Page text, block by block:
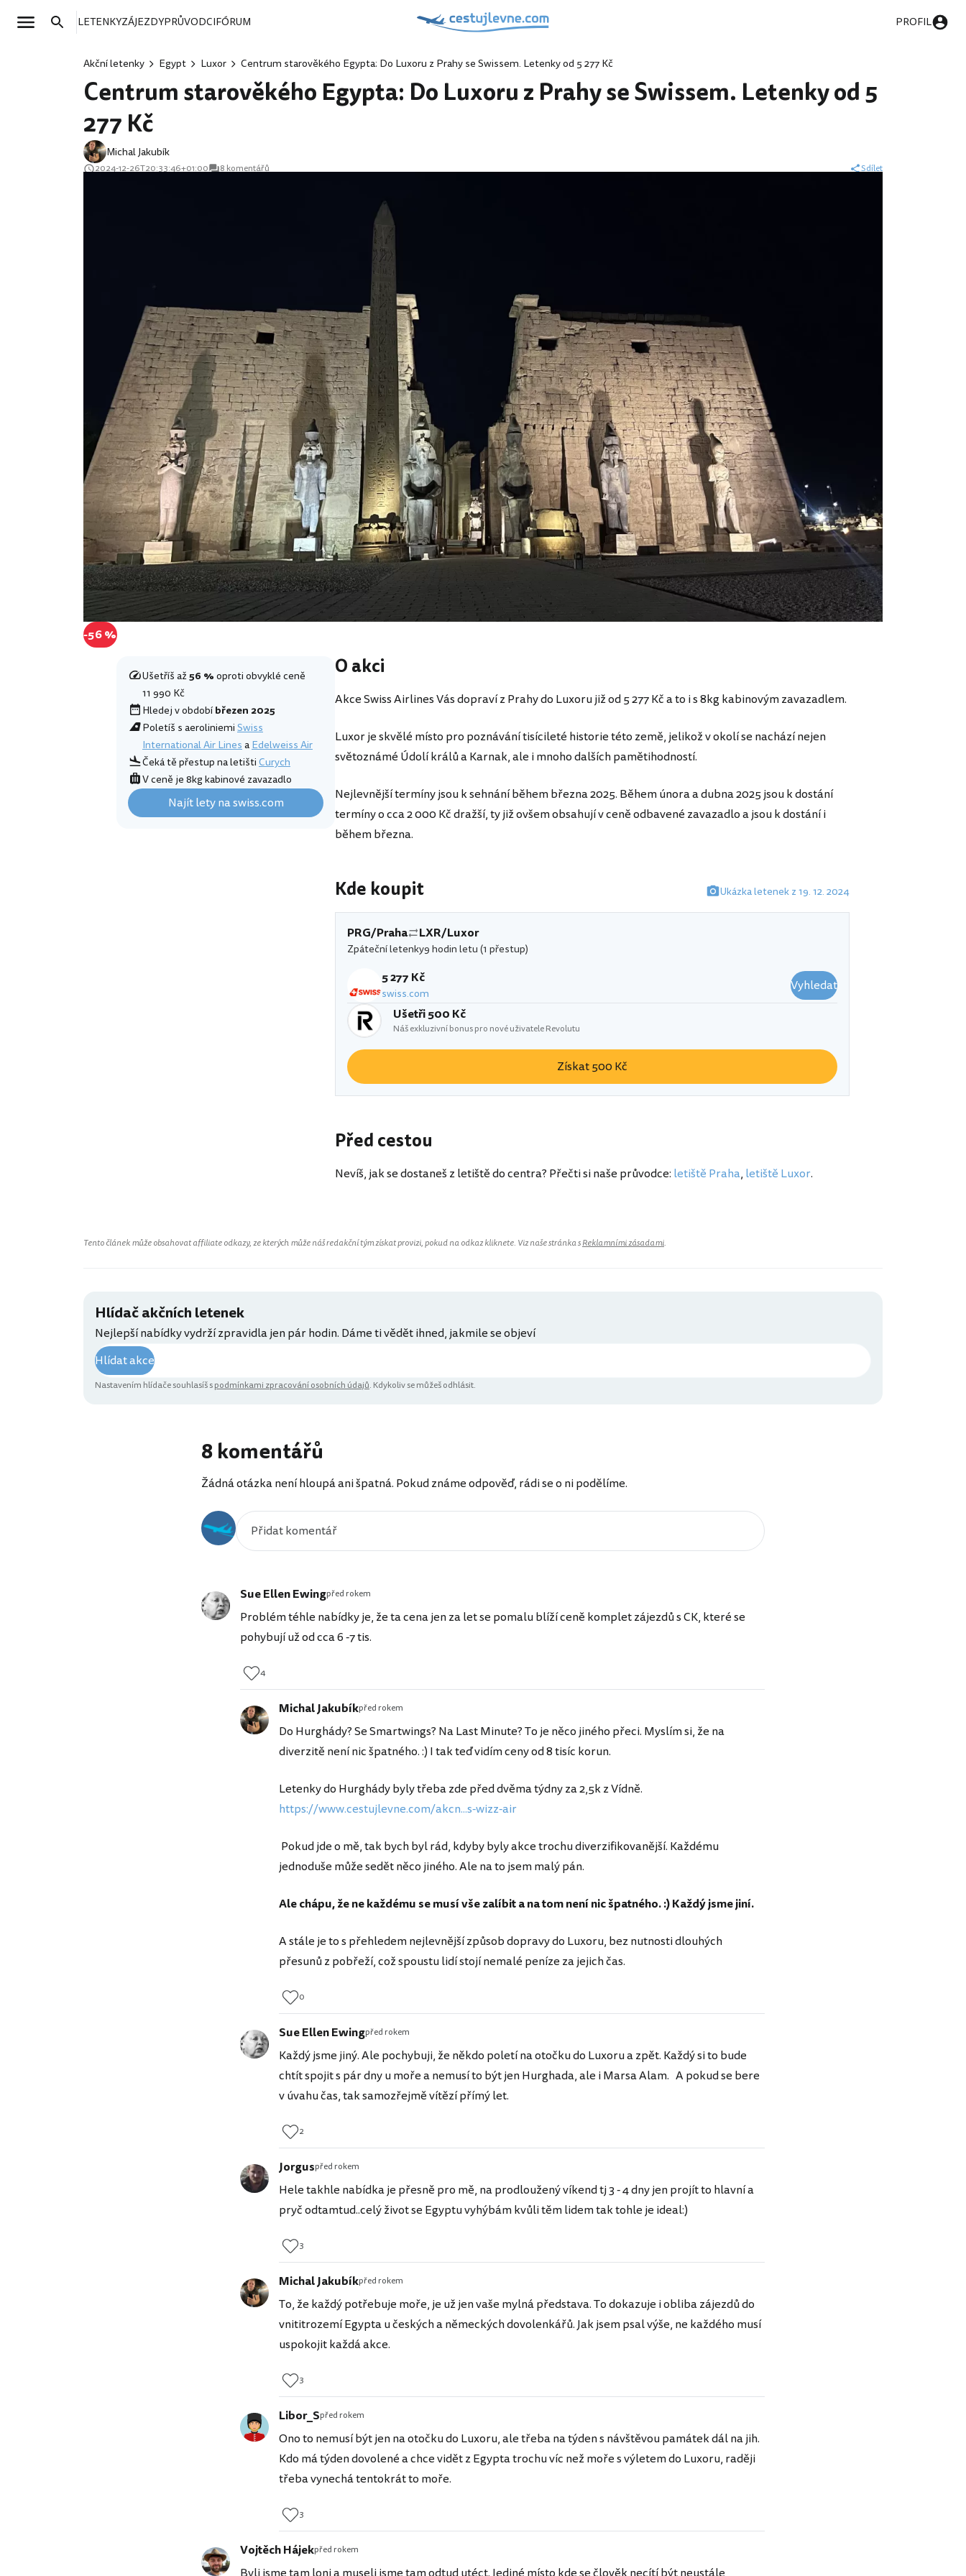
LETENKYZÁJEZDYPRŮVODCIFÓRUM PROFIL
Akční letenky Egypt Luxor Centrum starověkého Egypta: Do Luxoru z Prahy se Swissem. Letenky od 5 277 Kč
Centrum starověkého Egypta: Do Luxoru z Prahy se Swissem. Letenky od 5
277 Kč
Michal Jakubík
2024-12-26T20:33:46+01:00 8 komentářů Sdílet
-56 %
Ušetříš až56 %oproti obvyklé ceně
11 990 Kč
Hledej v obdobíbřezen 2025
Poletíš s aeroliniemiSwiss
International Air LinesaEdelweiss Air
Čeká tě přestup na letištiCurych
V ceně je 8kg kabinové zavazadlo
Najít lety na swiss.com
O akci
Akce Swiss Airlines Vás dopraví z Prahy do Luxoru již od 5 277 Kč a to i s 8kg kabinovým zavazadlem.
Luxor je skvělé místo pro poznávání tisícileté historie této země, jelikož v okolí se nachází nejen
světoznámé Údolí králů a Karnak, ale i mnoho dalších pamětihodností.
Nejlevnější termíny jsou k sehnání během března 2025. Během února a dubna 2025 jsou k dostání
termíny o cca 2 000 Kč dražší, ty již ovšem obsahují v ceně odbavené zavazadlo a jsou k dostání i
během března.
Kde koupit Ukázka letenek z 19. 12. 2024
PRG/Praha LXR/Luxor
Zpáteční letenky9 hodin letu (1 přestup)
5 277 Kč
swiss.com
Vyhledat
Ušetři 500 Kč
Náš exkluzivní bonus pro nové uživatele Revolutu
Získat 500 Kč
Před cestou
Nevíš, jak se dostaneš z letiště do centra? Přečti si naše průvodce: letiště Praha, letiště Luxor.
Tento článek může obsahovat affiliate odkazy, ze kterých může náš redakční tým získat provizi, pokud na odkaz kliknete. Viz naše stránka sReklamními zásadami.
Hlídač akčních letenek
Nejlepší nabídky vydrží zpravidla jen pár hodin. Dáme ti vědět ihned, jakmile se objeví
Hlídat akce
Nastavením hlídače souhlasíš spodmínkami zpracování osobních údajů. Kdykoliv se můžeš odhlásit.
8 komentářů
Žádná otázka není hloupá ani špatná. Pokud známe odpověď, rádi se o ni podělíme.
Sue Ellen Ewingpřed rokem
Problém téhle nabídky je, že ta cena jen za let se pomalu blíží ceně komplet zájezdů s CK, které se
pohybují už od cca 6 -7 tis.
4
Michal Jakubíkpřed rokem
Do Hurghády? Se Smartwings? Na Last Minute? To je něco jiného přeci. Myslím si, že na
diverzitě není nic špatného. :) I tak teď vidím ceny od 8 tisíc korun.
Letenky do Hurghády byly třeba zde před dvěma týdny za 2,5k z Vídně.
https://www.cestujlevne.com/akcn...s-wizz-air
Pokud jde o mě, tak bych byl rád, kdyby byly akce trochu diverzifikovanější. Každému
jednoduše může sedět něco jiného. Ale na to jsem malý pán.
Ale chápu, že ne každému se musí vše zalíbit a na tom není nic špatného. :) Každý jsme jiní.
A stále je to s přehledem nejlevnější způsob dopravy do Luxoru, bez nutnosti dlouhých
přesunů z pobřeží, což spoustu lidí stojí nemalé peníze za jejich čas.
0
Sue Ellen Ewingpřed rokem
Každý jsme jiný. Ale pochybuji, že někdo poletí na otočku do Luxoru a zpět. Každý si to bude
chtít spojit s pár dny u moře a nemusí to být jen Hurghada, ale i Marsa Alam. A pokud se bere
v úvahu čas, tak samozřejmě vítězí přímý let.
2
Jorguspřed rokem
Hele takhle nabídka je přesně pro mě, na prodloužený víkend tj 3 - 4 dny jen projít to hlavní a
pryč odtamtud..celý život se Egyptu vyhýbám kvůli těm lidem tak tohle je ideal:)
3
Michal Jakubíkpřed rokem
To, že každý potřebuje moře, je už jen vaše mylná představa. To dokazuje i obliba zájezdů do
vnititrozemí Egypta u českých a německých dovolenkářů. Jak jsem psal výše, ne každého musí
uspokojit každá akce.
3
Libor_Spřed rokem
Ono to nemusí být jen na otočku do Luxoru, ale třeba na týden s návštěvou památek dál na jih.
Kdo má týden dovolené a chce vidět z Egypta trochu víc než moře s výletem do Luxoru, raději
třeba vynechá tentokrát to moře.
3
Vojtěch Hájekpřed rokem